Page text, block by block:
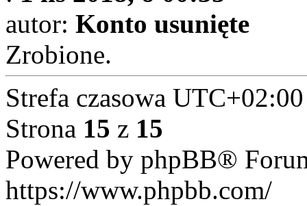
autor: Konto usunięte
Zrobione.
Strefa czasowa UTC+02:00
Strona 15 z 15
Powered by phpBB®
https://www.phpbb.com/